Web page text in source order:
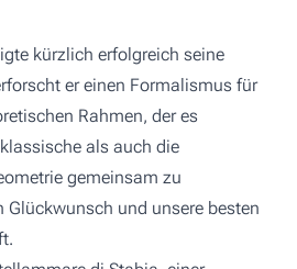
kürzlich erfolgreich seine
er einen Formalismus für
Rahmen, der es
als auch die
gemeinsam zu
Glückwunsch und unsere besten